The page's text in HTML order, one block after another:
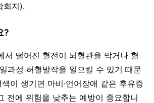
회지).
?
서 떨어진 혈전이 뇌혈관을 막거나 혈
과성 허혈발작을 일으킬 수 있기 때문
이 생기면 마비·언어장애 같은 후유증
전에 위험을 낮추는 예방이 중요합니